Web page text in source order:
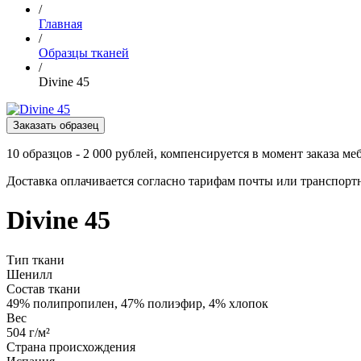
/
Главная
/
Образцы тканей
/
Divine 45
Заказать образец
10 образцов - 2 000 рублей, компенсируется в момент заказа
Доставка оплачивается согласно тарифам почты или
Divine 45
Тип ткани
Шенилл
Состав ткани
49% полипропилен, 47% полиэфир, 4% хлопок
Вес
504 г/м²
Страна происхождения